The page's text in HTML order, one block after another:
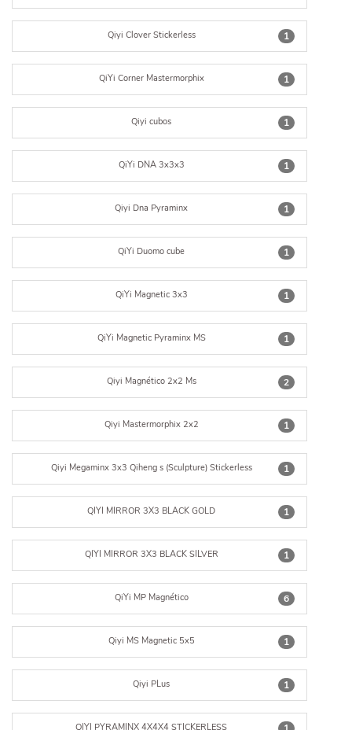
1
Qiyi Clover Stickerless
1
QiYi Corner Mastermorphix
1
Qiyi cubos
1
QiYi DNA 3x3x3
1
Qiyi Dna Pyraminx
1
QiYi Duomo cube
1
QiYi Magnetic 3x3
1
QiYi Magnetic Pyraminx MS
2
Qiyi Magnético 2x2 Ms
1
Qiyi Mastermorphix 2x2
1
Qiyi Megaminx 3x3 Qiheng s (Sculpture) Stickerless
1
QIYI MIRROR 3X3 BLACK GOLD
1
QIYI MIRROR 3X3 BLACK SILVER
6
QiYi MP Magnético
1
Qiyi MS Magnetic 5x5
1
Qiyi PLus
QIYI PYRAMINX 4X4X4 STICKERLESS